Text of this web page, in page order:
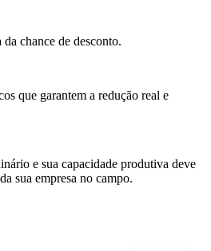
chance de desconto.
que garantem a redução real e
e sua capacidade produtiva deve
sua empresa no campo.